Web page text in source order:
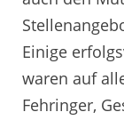
Einige
waren auf
Fehringer,